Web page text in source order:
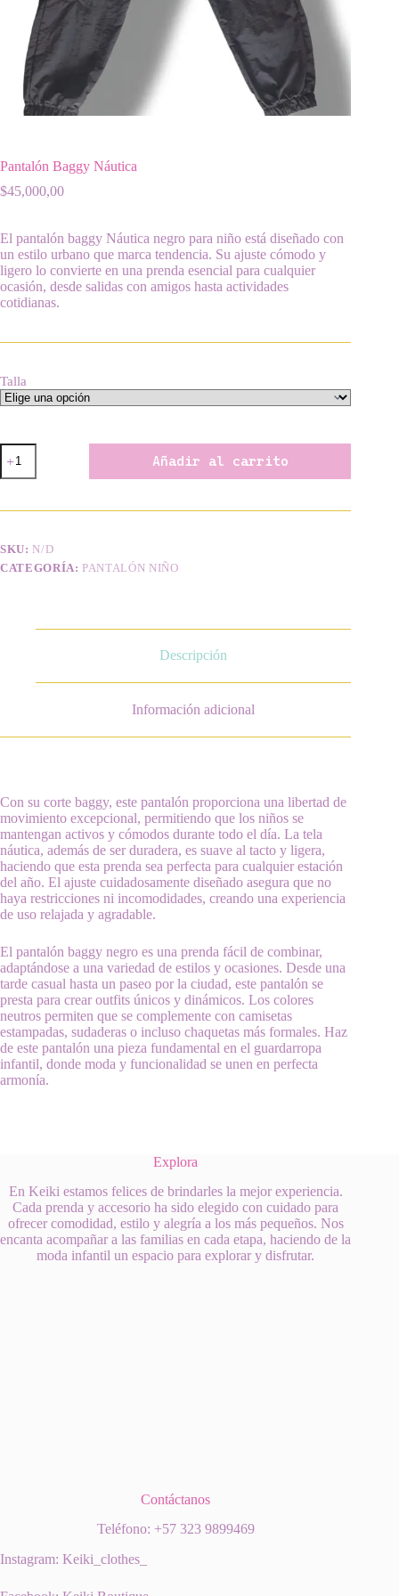
Pantalón Baggy Náutica
$45,000,00
El pantalón baggy Náutica negro para niño está diseñado con
un estilo urbano que marca tendencia. Su ajuste cómodo y
ligero lo convierte en una prenda esencial para cualquier
ocasión, desde salidas con amigos hasta actividades
cotidianas.
Talla
Pantalón
Baggy
Náutica
Añadir al carrito
SKU: N/D
CATEGORÍA: PANTALÓN NIÑO
Descripción
Información adicional
Con su corte baggy, este pantalón proporciona una libertad de
movimiento excepcional, permitiendo que los niños se
mantengan activos y cómodos durante todo el día. La tela
náutica, además de ser duradera, es suave al tacto y ligera,
haciendo que esta prenda sea perfecta para cualquier estación
del año. El ajuste cuidadosamente diseñado asegura que no
haya restricciones ni incomodidades, creando una experiencia
de uso relajada y agradable.
El pantalón baggy negro es una prenda fácil de combinar,
adaptándose a una variedad de estilos y ocasiones. Desde una
tarde casual hasta un paseo por la ciudad, este pantalón se
presta para crear outfits únicos y dinámicos. Los colores
neutros permiten que se complemente con camisetas
estampadas, sudaderas o incluso chaquetas más formales. Haz
de este pantalón una pieza fundamental en el guardarropa
infantil, donde moda y funcionalidad se unen en perfecta
armonía.
Explora
En Keiki estamos felices de brindarles la mejor experiencia.
Cada prenda y accesorio ha sido elegido con cuidado para
ofrecer comodidad, estilo y alegría a los más pequeños. Nos
encanta acompañar a las familias en cada etapa, haciendo de la
moda infantil un espacio para explorar y disfrutar.
Contáctanos
Teléfono: +57 323 9899469
Instagram: Keiki_clothes_